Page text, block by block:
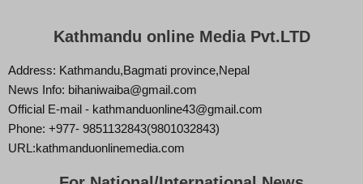
Kathmandu online Media Pvt.LTD
Address: Kathmandu,Bagmati province,Nepal
News Info: bihaniwaiba@gmail.com
Official E-mail - kathmanduonline43@gmail.com
Phone: +977- 9851132843(9801032843)
URL:kathmanduonlinemedia.com